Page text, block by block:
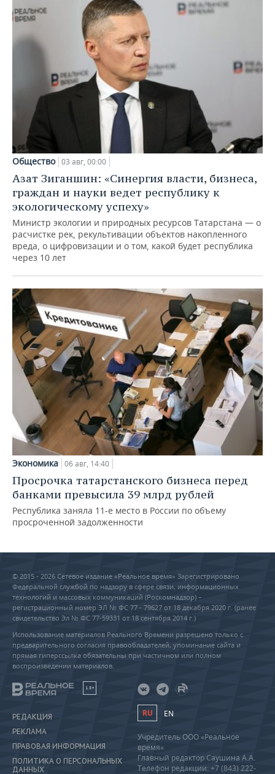
Общество 03 авг, 00:00
Азат Зиганшин: «Синергия власти, бизнеса,
граждан и науки ведет республику к
экологическому успеху»
Министр экологии и природных ресурсов Татарстана — о
расчистке рек, рекультивации объектов накопленного
вреда, о цифровизации и о том, какой будет республика
через 10 лет
Экономика 06 авг, 14:40
Просрочка татарстанского бизнеса перед
банками превысила 39 млрд рублей
Республика заняла 11-е место в России по объему
просроченной задолженности
© 2015 - 2026 Сетевое издание «Реальное время» Зарегистрировано
Федеральной службой по надзору в сфере связи, информационных
технологий и массовых коммуникаций (Роскомнадзор) –
регистрационный номер ЭЛ № ФС 77 - 79627 от 18 декабря 2020 г. (ранее
свидетельство Эл № ФС 77-59331 от 18 сентября 2014 г.)
Использование материалов Реального Времени разрешено только с
предварительного согласия правообладателей, упоминание сайта и
прямая гиперссылка обязательны при частичном или полном
воспроизведении материалов.
18+
РЕДАКЦИЯ
РЕКЛАМА
ПРАВОВАЯ ИНФОРМАЦИЯ
ПОЛИТИКА О ПЕРСОНАЛЬНЫХ
ДАННЫХ
RU EN
Учредитель ООО «Реальное
время»
Главный редактор Саушина А.А.
Телефон редакции: +7 (843) 222-